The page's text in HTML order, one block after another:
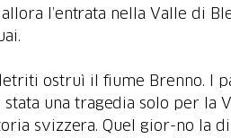
l’entrata nella Valle di
ostruì il fiume Brenno. I
una tragedia solo per la
svizzera. Quel gior-no la